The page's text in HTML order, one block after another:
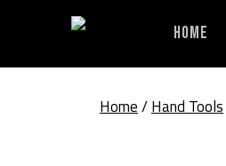
Home
Home/Hand Tools